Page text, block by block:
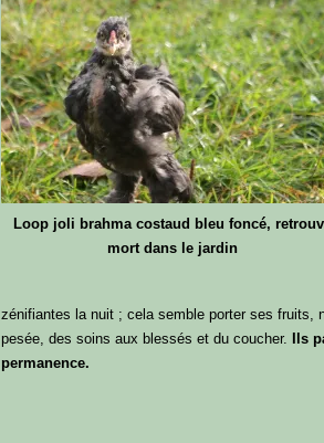
Loop joli brahma costaud bleu foncé,
mort dans le jardin
zénifiantes la nuit ; cela semble porter ses fruits,
pesée, des soins aux blessés et du coucher.
Ils
permanence.